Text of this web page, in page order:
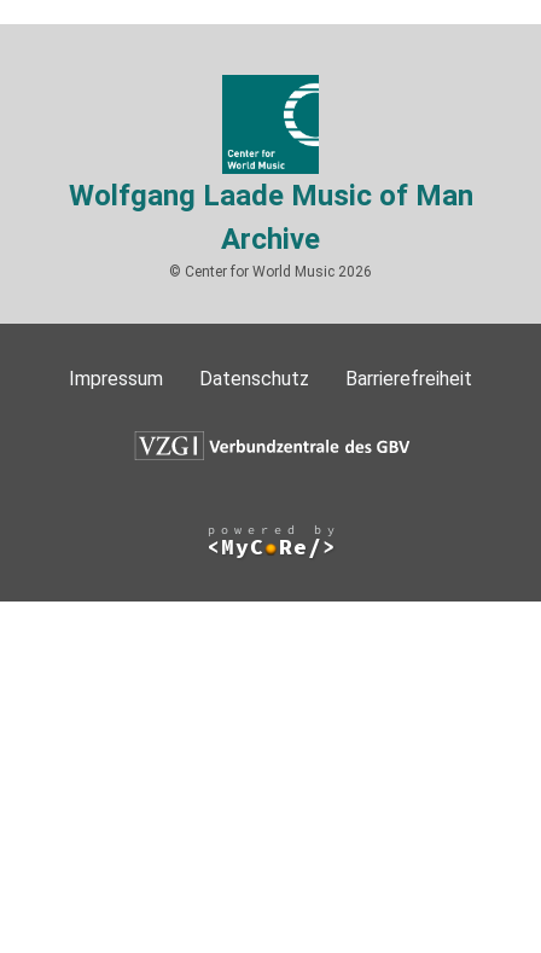
Wolfgang Laade Music of Man
Archive
© Center for World Music 2026
Impressum Datenschutz Barrierefreiheit